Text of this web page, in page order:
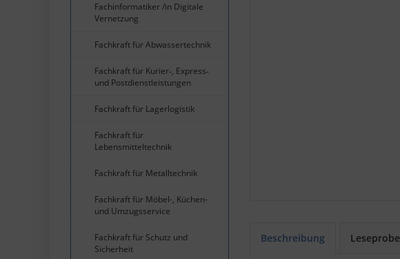
Fachinformatiker /in Digitale
Vernetzung
Fachkraft für Abwassertechnik
Fachkraft für Kurier‐, Express‐
und Postdienstleistungen
Fachkraft für Lagerlogistik
Fachkraft für
Lebensmitteltechnik
Fachkraft für Metalltechnik
Fachkraft für Möbel-, Küchen-
und Umzugsservice
Fachkraft für Schutz und
Sicherheit
Beschreibung Leseprobe